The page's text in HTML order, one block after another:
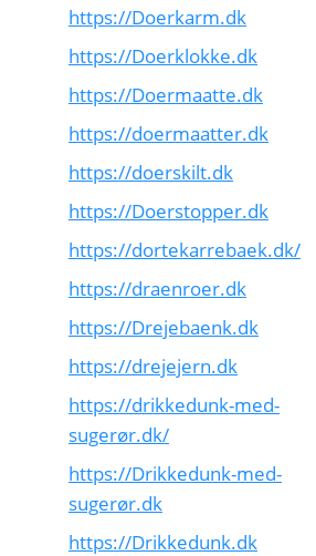
https://Doerkarm.dk
https://Doerklokke.dk
https://Doermaatte.dk
https://doermaatter.dk
https://doerskilt.dk
https://Doerstopper.dk
https://dortekarrebaek.dk/
https://draenroer.dk
https://Drejebaenk.dk
https://drejejern.dk
https://drikkedunk-med-
sugerør.dk/
https://Drikkedunk-med-
sugerør.dk
https://Drikkedunk.dk